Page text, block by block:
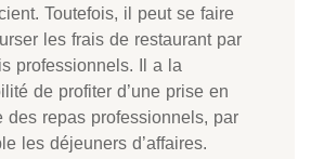
Toutefois, il peut se faire
les frais de restaurant par
professionnels. Il a la
de profiter d’une prise en
des repas professionnels, par
les déjeuners d’affaires.